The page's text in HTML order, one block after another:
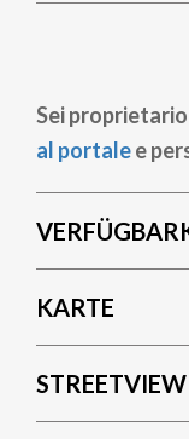
Sei
al portalee
KARTE
STREETVIEW